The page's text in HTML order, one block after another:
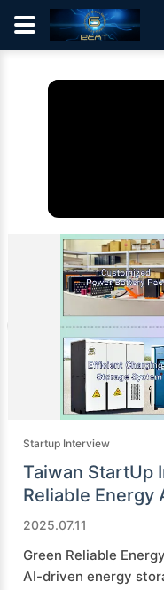
Startup Interview
Taiwan StartUp
Reliable Energy
2025.07.11
Green Reliable
AI-driven energy